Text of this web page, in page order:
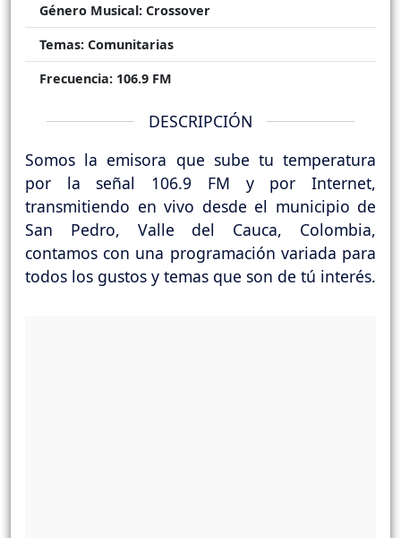
Género Musical: Crossover
Temas: Comunitarias
Frecuencia: 106.9 FM
DESCRIPCIÓN
Somos la emisora que sube tu temperatura
por la señal 106.9 FM y por Internet,
transmitiendo en vivo desde el municipio de
San Pedro, Valle del Cauca, Colombia,
contamos con una programación variada para
todos los gustos y temas que son de tú interés.